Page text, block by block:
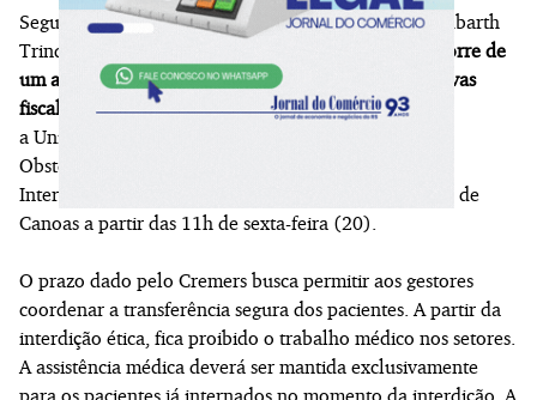
Segundo o vice-presidente do Cremers, Eduardo Neubarth
Trindade, a decisão pela interdição ética parcial
decorre de
um agravamento progressivo identificado em sucessivas
fiscalizaçõesdesde abril de 2025. Serão interditadas
a Unidade de Terapia Intensiva Neonatal, o Centro
Obstétrico e Sala de Parto e Alojamento Conjunto e
Internação Pediátrica do Hospital Universitário (HU) de
Canoas a partir das 11h de sexta-feira (20).
O prazo dado pelo Cremers busca permitir aos gestores
coordenar a transferência segura dos pacientes. A partir da
interdição ética, fica proibido o trabalho médico nos setores.
A assistência médica deverá ser mantida exclusivamente
para os pacientes já internados no momento da interdição. A